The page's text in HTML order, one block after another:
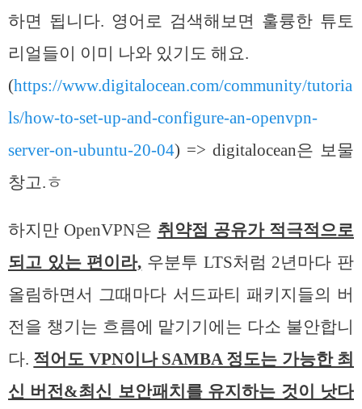
하면 됩니다. 영어로 검색해보면 훌륭한 튜토
리얼들이 이미 나와 있기도 해요.
(https://www.digitalocean.com/community/tutoria
ls/how-to-set-up-and-configure-an-openvpn-
server-on-ubuntu-20-04) => digitalocean은 보물
창고.ㅎ
하지만 OpenVPN은 취약점 공유가 적극적으로
되고 있는 편이라, 우분투 LTS처럼 2년마다 판
올림하면서 그때마다 서드파티 패키지들의 버
전을 챙기는 흐름에 맡기기에는 다소 불안합니
다. 적어도 VPN이나 SAMBA 정도는 가능한 최
신 버전&최신 보안패치를 유지하는 것이 낫다